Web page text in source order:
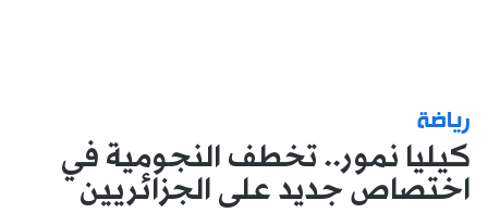
رياضة
كيليا نمور.. تخطف النجومية في
اختصاص جديد على الجزائريين